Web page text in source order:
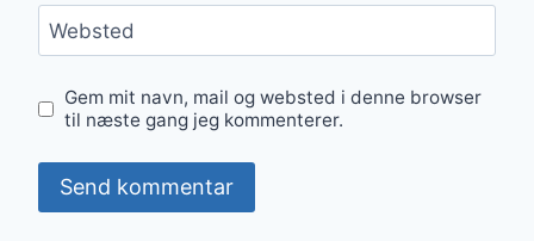
Websted
Gem mit navn, mail og websted i denne browser
til næste gang jeg kommenterer.